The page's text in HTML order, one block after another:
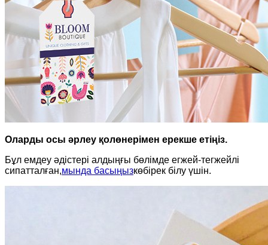
Оларды осы әрлеу қолөнерімен ерекше етіңіз.
Бұл емдеу әдістері алдыңғы бөлімде егжей-тегжейлі
сипатталған,мында басыңызкөбірек білу үшін.